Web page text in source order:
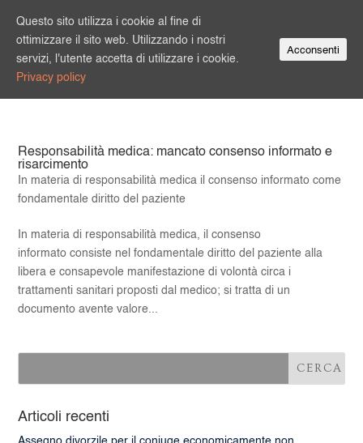
Responsabilità medica: mancato consenso informato e
risarcimento
In materia di responsabilità medica il consenso informato come
fondamentale diritto del paziente
In materia di responsabilità medica, il consenso
informato consiste nel fondamentale diritto del paziente alla
libera e consapevole manifestazione di volontà circa i
trattamenti sanitari proposti dal medico; si tratta di un
documento avente valore...
Articoli recenti
Questo sito utilizza i cookie al fine di
ottimizzare il sito web. Utilizzando i nostri
servizi, l'utente accetta di utilizzare i cookie.
Privacy policy
Acconsenti